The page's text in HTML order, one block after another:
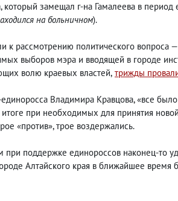
который замещал г-на Гамалеева в период
на больничном).
к рассмотрению политического вопроса
выборов мэра и вводящей в городе
волю краевых властей, трижды
Владимира Кравцова, «все
при необходимых для принятия
«против», трое воздержались.
при поддержке единороссов наконец-то
Алтайского края в ближайшее время